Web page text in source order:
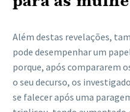
Além destas revelações,
pode desempenhar um
porque, após compararem
o seu decurso, os
se falecer após uma